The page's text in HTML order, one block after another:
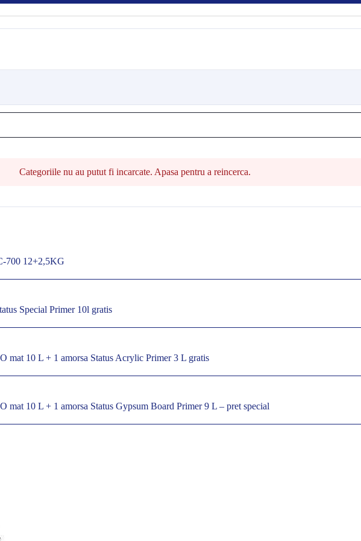
Categoriile nu au putut fi incarcate. Apasa pentru a reincerca.
700 12+2,5KG
Special Primer 10l gratis
mat 10 L + 1 amorsa Status Acrylic Primer 3 L gratis
10 L + 1 amorsa Status Gypsum Board Primer 9 L – pret special